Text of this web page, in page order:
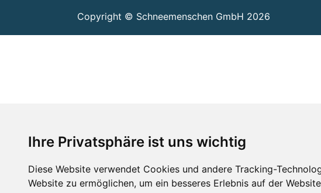
Ihre Privatsphäre ist uns wichtig
Diese Website verwendet Cookies und andere Tracking-
Website zu ermöglichen, um ein besseres Erlebnis auf der
Copyright © Schneemenschen GmbH 2026